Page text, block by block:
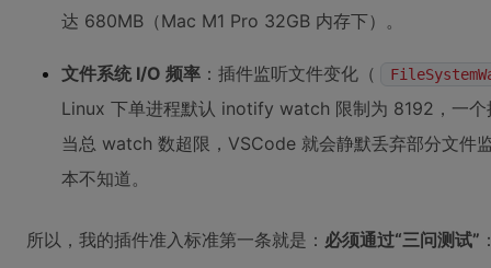
达 680MB（Mac M1 Pro 32GB 内存下）。
文件系统 I/O 频率 ：插件监听文件变化（
Linux 下单进程默认 inotify watch 限制为 8192，一
当总 watch 数超限，VSCode 就会静默丢弃部分文
本不知道。
所以，我的插件准入标准第一条就是： 必须通过“三问测试”